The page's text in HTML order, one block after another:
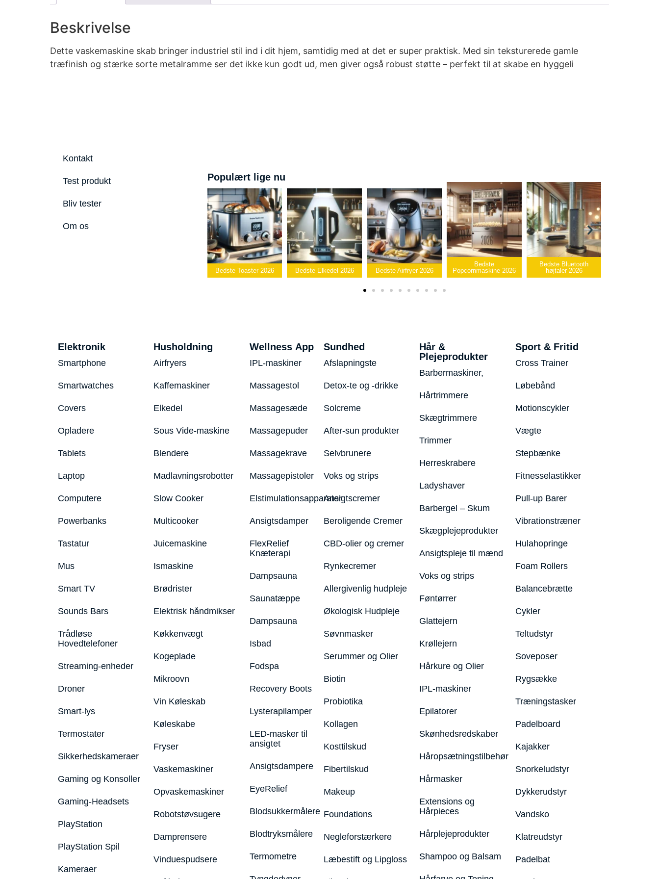
Beskrivelse
Dette vaskemaskine skab bringer industriel stil ind i dit hjem, samtidig med at det er super praktisk. Med sin teksturerede gamle
træfinish og stærke sorte metalramme ser det ikke kun godt ud, men giver også robust støtte – perfekt til at skabe en hyggeli
Kontakt
Test produkt
Bliv tester
Om os
Populært lige nu
Bedste Toaster 2026 Bedste Elkedel 2026 Bedste Airfryer 2026
Bedste
Popcornmaskine 2026
Bedste Bluetooth
højtaler 2026
Elektronik
Smartphone
Smartwatches
Covers
Opladere
Tablets
Laptop
Computere
Powerbanks
Tastatur
Mus
Smart TV
Sounds Bars
Trådløse
Hovedtelefoner
Streaming-enheder
Droner
Smart-lys
Termostater
Sikkerhedskameraer
Gaming og Konsoller
Gaming-Headsets
PlayStation
PlayStation Spil
Kameraer
Husholdning
Airfryers
Kaffemaskiner
Elkedel
Sous Vide-maskine
Blendere
Madlavningsrobotter
Slow Cooker
Multicooker
Juicemaskine
Ismaskine
Brødrister
Elektrisk håndmikser
Køkkenvægt
Kogeplade
Mikroovn
Vin Køleskab
Køleskabe
Fryser
Vaskemaskiner
Opvaskemaskiner
Robotstøvsugere
Damprensere
Vinduespudsere
Wellness App
IPL-maskiner
Massagestol
Massagesæde
Massagepuder
Massagekrave
Massagepistoler
Elstimulationsapparater
Ansigtsdamper
FlexRelief
Knæterapi
Dampsauna
Saunatæppe
Dampsauna
Isbad
Fodspa
Recovery Boots
Lysterapilamper
LED-masker til
ansigtet
Ansigtsdampere
EyeRelief
Blodsukkermålere
Blodtryksmålere
Termometre
Sundhed
Afslapningste
Detox-te og -drikke
Solcreme
After-sun produkter
Selvbrunere
Voks og strips
Ansigtscremer
Beroligende Cremer
CBD-olier og cremer
Rynkecremer
Allergivenlig hudpleje
Økologisk Hudpleje
Søvnmasker
Serummer og Olier
Biotin
Probiotika
Kollagen
Kosttilskud
Fibertilskud
Makeup
Foundations
Negleforstærkere
Læbestift og Lipgloss
Hår &
Plejeprodukter
Barbermaskiner,
Hårtrimmere
Skægtrimmere
Trimmer
Herreskrabere
Ladyshaver
Barbergel – Skum
Skægplejeprodukter
Ansigtspleje til mænd
Voks og strips
Føntørrer
Glattejern
Krøllejern
Hårkure og Olier
IPL-maskiner
Epilatorer
Skønhedsredskaber
Håropsætningstilbehør
Hårmasker
Extensions og
Hårpieces
Hårplejeprodukter
Shampoo og Balsam
Sport & Fritid
Cross Trainer
Løbebånd
Motionscykler
Vægte
Stepbænke
Fitnesselastikker
Pull-up Barer
Vibrationstræner
Hulahopringe
Foam Rollers
Balancebrætte
Cykler
Teltudstyr
Soveposer
Rygsække
Træningstasker
Padelboard
Kajakker
Snorkeludstyr
Dykkerudstyr
Vandsko
Klatreudstyr
Padelbat